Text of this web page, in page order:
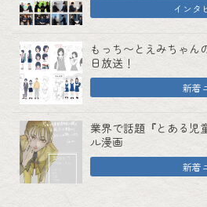
インタ
もっち〜とえみちゃん
日放送！
新着
業界で話題『とある児
ル漫画
新着